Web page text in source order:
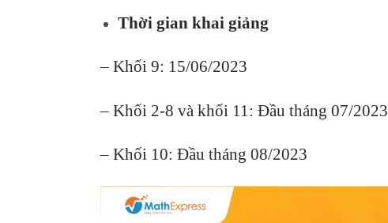
Thời gian khai giảng
– Khối 9: 15/06/2023
– Khối 2-8 và khối 11: Đầu tháng 07/2023
– Khối 10: Đầu tháng 08/2023